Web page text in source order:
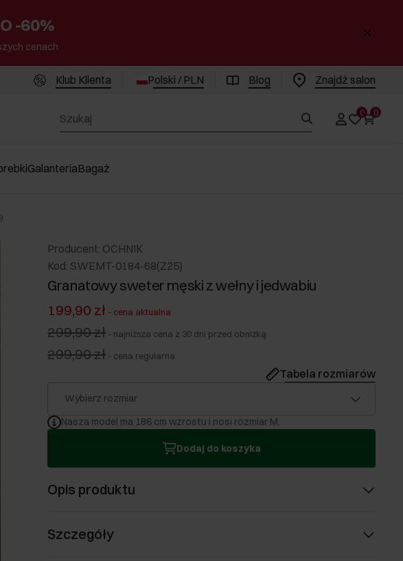
-60%
cenach
Klub Klienta Polski / PLN Blog Znajdż salon
0 0
GalanteriaBagaż
Producent: OCHNIK
Kod: SWEMT-0184-68(Z25)
Granatowy sweter męski z wełny i jedwabiu
199,90 zł - cena aktualna
299,90 zł - najniższa cena z 30 dni przed obniżką
299,90 zł - cena regularna
Tabela rozmiarów
Wybierz rozmiar
Nasza model ma 186 cm wzrostu i nosi rozmiar M.
Dodaj do koszyka
Opis produktu
Szczegóły